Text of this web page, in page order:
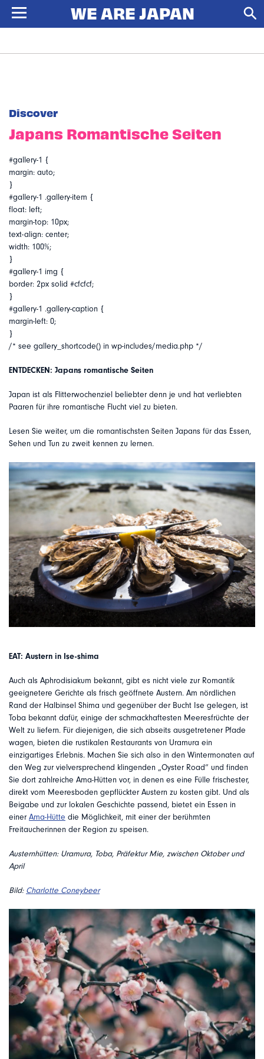
Discover
Japans Romantische Seiten
#gallery-1 {
margin: auto;
}
#gallery-1 .gallery-item {
float: left;
margin-top: 10px;
text-align: center;
width: 100%;
}
#gallery-1 img {
border: 2px solid #cfcfcf;
}
#gallery-1 .gallery-caption {
margin-left: 0;
}
/* see gallery_shortcode() in wp-includes/media.php */
ENTDECKEN: Japans romantische Seiten
Japan ist als Flitterwochenziel beliebter denn je und hat verliebten
Paaren für ihre romantische Flucht viel zu bieten.
Lesen Sie weiter, um die romantischsten Seiten Japans für das Essen,
Sehen und Tun zu zweit kennen zu lernen.
EAT: Austern in Ise-shima
Auch als Aphrodisiakum bekannt, gibt es nicht viele zur Romantik
geeignetere Gerichte als frisch geöffnete Austern. Am nördlichen
Rand der Halbinsel Shima und gegenüber der Bucht Ise gelegen, ist
Toba bekannt dafür, einige der schmackhaftesten Meeresfrüchte der
Welt zu liefern. Für diejenigen, die sich abseits ausgetretener Pfade
wagen, bieten die rustikalen Restaurants von Uramura ein
einzigartiges Erlebnis. Machen Sie sich also in den Wintermonaten auf
den Weg zur vielversprechend klingenden „Oyster Road“ und finden
Sie dort zahlreiche Ama-Hütten vor, in denen es eine Fülle frischester,
direkt vom Meeresboden gepflückter Austern zu kosten gibt. Und als
Beigabe und zur lokalen Geschichte passend, bietet ein Essen in
einerAma-Hütte die Möglichkeit, mit einer der berühmten
Freitaucherinnen der Region zu speisen.
Austernhütten: Uramura, Toba, Präfektur Mie, zwischen Oktober und
April
Bild: Charlotte Coneybeer